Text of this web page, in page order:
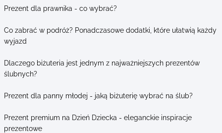
Prezent dla prawnika - co wybrać?
Co zabrać w podróż? Ponadczasowe dodatki, które ułatwią każdy
wyjazd
Dlaczego biżuteria jest jednym z najważniejszych prezentów
ślubnych?
Prezent dla panny młodej - jaką biżuterię wybrać na ślub?
Prezent premium na Dzień Dziecka - eleganckie inspiracje
prezentowe